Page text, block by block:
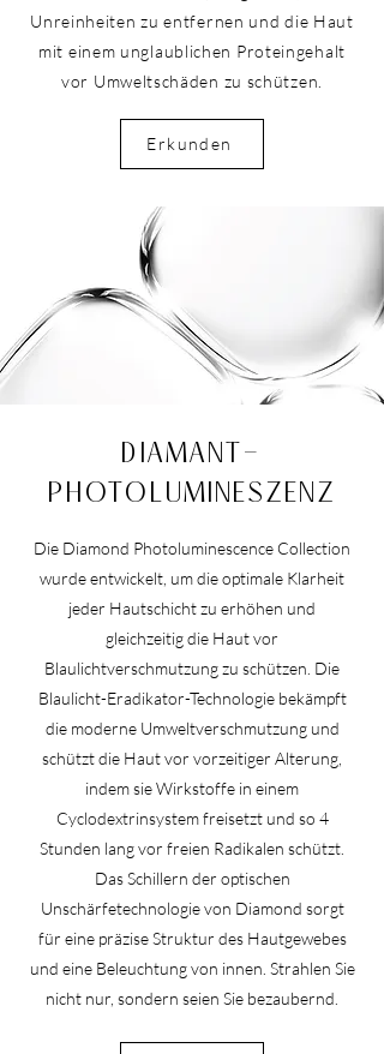
Unreinheiten zu entfernen und die Haut
mit einem unglaublichen Proteingehalt
vor Umweltschäden zu schützen.
Erkunden
DIAMANT-
PHOTOLUMINESZENZ
Die Diamond Photoluminescence Collection
wurde entwickelt, um die optimale Klarheit
jeder Hautschicht zu erhöhen und
gleichzeitig die Haut vor
Blaulichtverschmutzung zu schützen. Die
Blaulicht-Eradikator-Technologie bekämpft
die moderne Umweltverschmutzung und
schützt die Haut vor vorzeitiger Alterung,
indem sie Wirkstoffe in einem
Cyclodextrinsystem freisetzt und so 4
Stunden lang vor freien Radikalen schützt.
Das Schillern der optischen
Unschärfetechnologie von Diamond sorgt
für eine präzise Struktur des Hautgewebes
und eine Beleuchtung von innen. Strahlen Sie
nicht nur, sondern seien Sie bezaubernd.